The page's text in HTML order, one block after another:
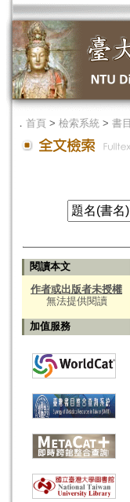
． 首頁 > 檢索系統 > 書
閱讀本文
作者或出版者未授權
無法提供閱讀
加值服務